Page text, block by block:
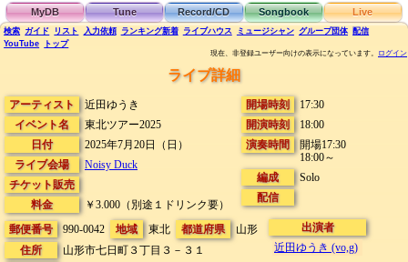
MyDB Tune Record/CD Songbook Live
検索 ガイド リスト 入力依頼 ランキング新着 ライブハウス ミュージシャン グループ団体 配信
YouTube
トップ
現在、非登録ユーザー向けの表示になっています。 ログイン
ライブ詳細
アーティスト
近田ゆうき
イベント名
東北ツアー2025
日付
2025年7月20日（日）
ライブ会場
Noisy Duck
チケット販売
料金
￥3.000（別途１ドリンク要）
開場時刻
17:30
開演時刻
18:00
演奏時間
開場17:30
18:00～
編成
Solo
配信
郵便番号 990-0042 地域 東北 都道府県
山形
住所
山形市七日町３丁目３－３１
出演者
近田ゆうき (vo,g)